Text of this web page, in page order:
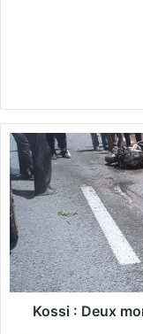
K
o
s
s
i
D
e
u
Kossi : Deux